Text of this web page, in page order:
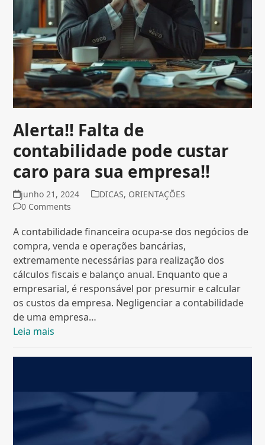
Alerta!! Falta de
contabilidade pode custar
caro para sua empresa!!
junho 21, 2024 DICAS, ORIENTAÇÕES
0 Comments
A contabilidade financeira ocupa-se dos negócios de
compra, venda e operações bancárias,
extremamente necessárias para realização dos
cálculos fiscais e balanço anual. Enquanto que a
empresarial, é responsável por presumir e calcular
os custos da empresa. Negligenciar a contabilidade
de uma empresa…
Leia mais